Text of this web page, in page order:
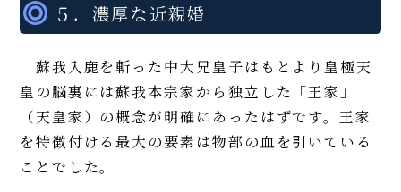
５．濃厚な近親婚
蘇我入鹿を斬った中大兄皇子はもとより皇極天
皇の脳裏には蘇我本宗家から独立した「王家」
（天皇家）の概念が明確にあったはずです。王家
を特徴付ける最大の要素は物部の血を引いている
ことでした。